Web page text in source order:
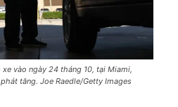
vào ngày 24 tháng 10, tại Miami,
tăng. Joe Raedle/Getty Images